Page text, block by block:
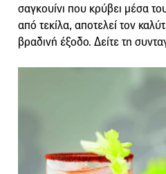
σαγκουίνι που κρύβει μέσα
από τεκίλα, αποτελεί τον
βραδινή έξοδο. Δείτε τη